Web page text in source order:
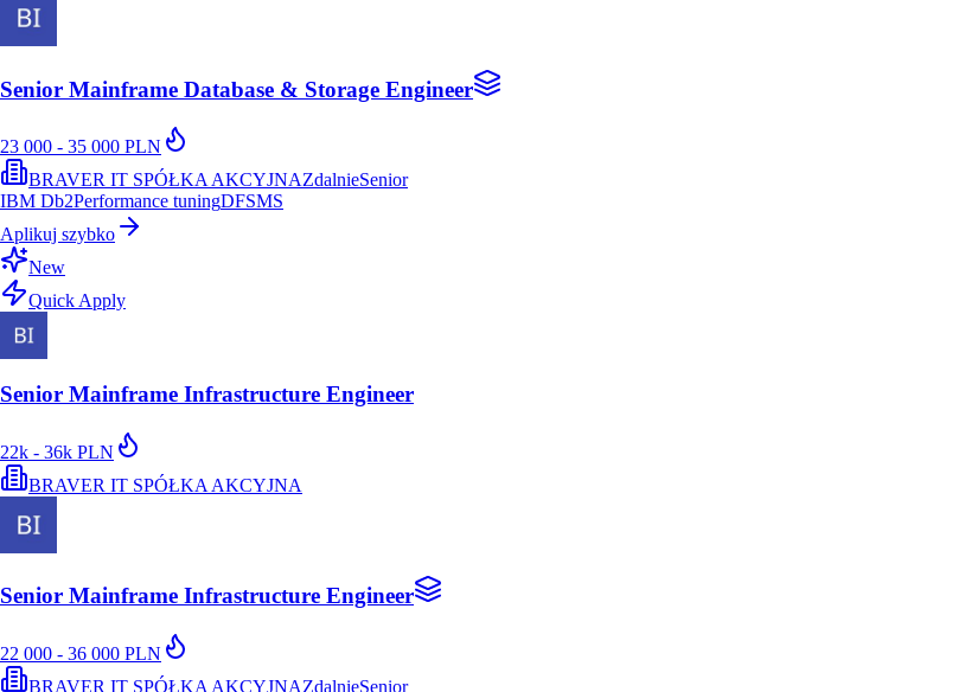
Senior Mainframe Database & Storage Engineer
23 000 - 35 000 PLN
BRAVER IT SPÓŁKA AKCYJNAZdalnieSenior
IBM Db2Performance tuningDFSMS
Aplikuj szybko
New
Quick Apply
Senior Mainframe Infrastructure Engineer
22k - 36k PLN
BRAVER IT SPÓŁKA AKCYJNA
Senior Mainframe Infrastructure Engineer
22 000 - 36 000 PLN
BRAVER IT SPÓŁKA AKCYJNAZdalnieSenior